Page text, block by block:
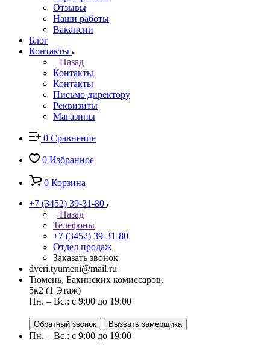
Отзывы
Наши работы
Вакансии
Блог
Контакты
Назад
Контакты
Контакты
Письмо директору
Реквизиты
Магазины
0 Сравнение
0 Избранное
0 Корзина
+7 (3452) 39-31-80
Назад
Телефоны
+7 (3452) 39-31-80
Отдел продаж
Заказать звонок
dveri.tyumeni@mail.ru
Тюмень, Бакинских комиссаров,
5к2 (1 Этаж)
Пн. – Вс.: с 9:00 до 19:00
Обратный звонок Вызвать замерщика
Пн. – Вс.: с 9:00 до 19:00